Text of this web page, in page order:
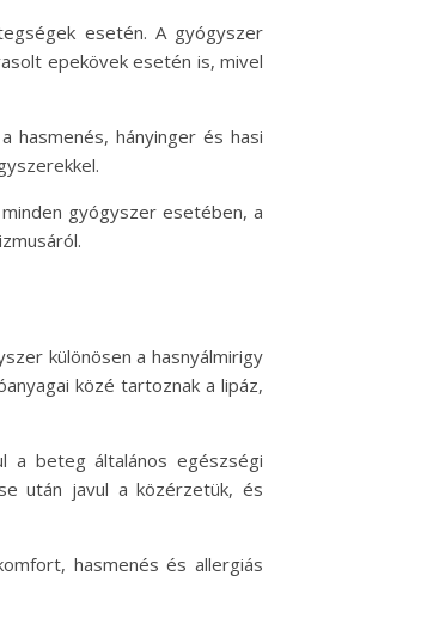
esetén. A gyógyszer
epekövek esetén is, mivel
hasmenés, hányinger és hasi
gyógyszer esetében, a
különösen a hasnyálmirigy
közé tartoznak a lipáz,
a beteg általános egészségi
után javul a közérzetük, és
hasmenés és allergiás